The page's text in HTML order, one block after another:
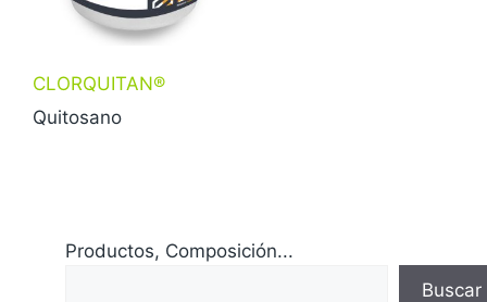
CLORQUITAN®
Quitosano
Productos, Composición...
Buscar